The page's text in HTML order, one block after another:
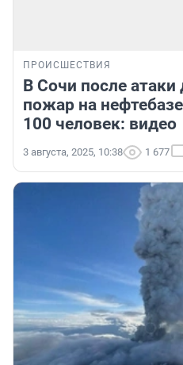
ПРОИСШЕСТВИЯ
В Сочи после
пожар на
100 человек: видео
3 августа, 2025, 10:38 1 677